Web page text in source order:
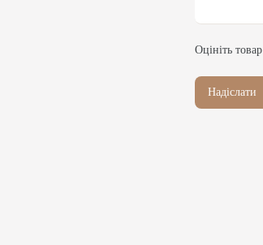
Оцініть товар
Надіслати